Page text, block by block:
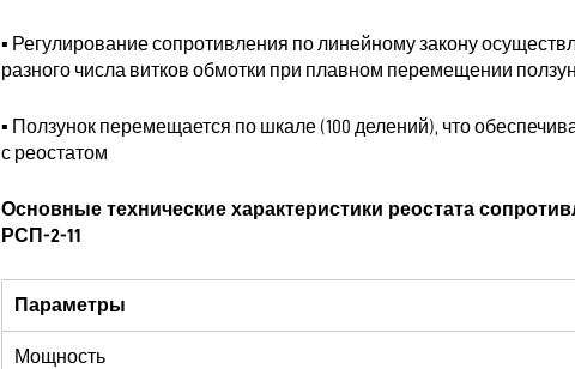
▪ Регулирование сопротивления по линейному закону
разного числа витков обмотки при плавном перемещении
▪ Ползунок перемещается по шкале (100 делений), что
с реостатом
Основные технические характеристики реостата
РСП-2-11
Параметры
Мощность